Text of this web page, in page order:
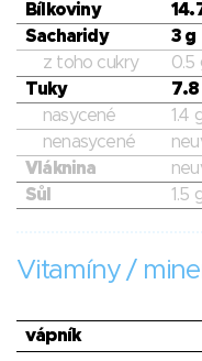
Bílkoviny
Sacharidy
3 g
z toho cukry
0.5
Tuky
7.8
nasycené
1.4
nenasycené
Vláknina
Sůl
1.5
Vitamíny /
vápník